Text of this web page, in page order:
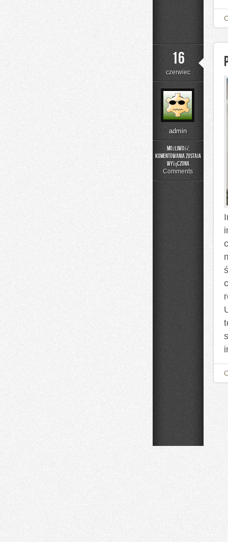
16
czerwiec
admin
Możliwość
komentowania
Poradniki
Użytkownika
została
wyłączona
Comments